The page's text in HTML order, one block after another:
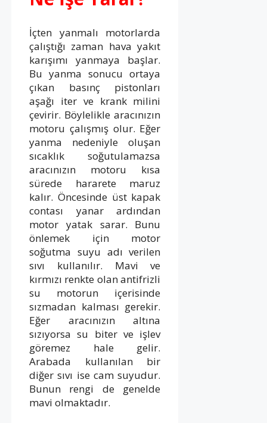
İçten yanmalı motorlarda
çalıştığı zaman hava yakıt
karışımı yanmaya başlar.
Bu yanma sonucu ortaya
çıkan basınç pistonları
aşağı iter ve krank milini
çevirir. Böylelikle aracınızın
motoru çalışmış olur. Eğer
yanma nedeniyle oluşan
sıcaklık soğutulamazsa
aracınızın motoru kısa
sürede hararete maruz
kalır. Öncesinde üst kapak
contası yanar ardından
motor yatak sarar. Bunu
önlemek için motor
soğutma suyu adı verilen
sıvı kullanılır. Mavi ve
kırmızı renkte olan antifrizli
su motorun içerisinde
sızmadan kalması gerekir.
Eğer aracınızın altına
sızıyorsa su biter ve işlev
göremez hale gelir.
Arabada kullanılan bir
diğer sıvı ise cam suyudur.
Bunun rengi de genelde
mavi olmaktadır.